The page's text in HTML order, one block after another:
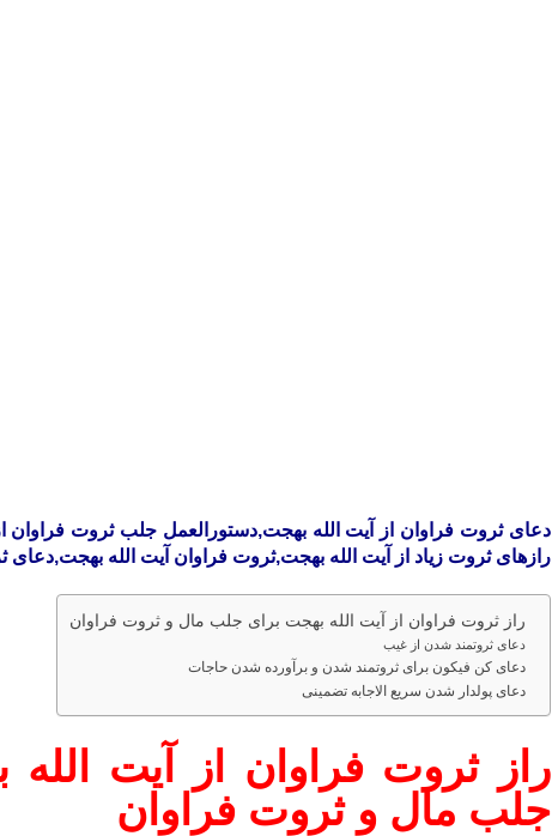
دعای ثروت فراوان از آیت الله بهجت,دستورالعمل جلب ثروت فراوان
رازهای ثروت زیاد از آیت الله بهجت,ثروت فراوان آیت الله بهجت,دعای
راز ثروت فراوان از آیت الله بهجت برای جلب مال و ثروت فراوان
دعای ثروتمند شدن از غیب
دعای کن فیکون برای ثروتمند شدن و برآورده شدن حاجات
دعای پولدار شدن سریع الاجابه تضمینی
راز ثروت فراوان از آیت
جلب مال و ثروت فراوان